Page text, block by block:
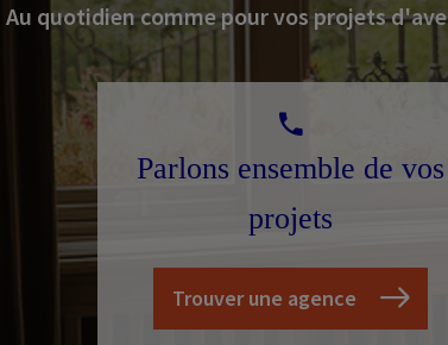
Au quotidien comme pour vos projets
Parlons ensemble de vos
projets
Trouver une agence